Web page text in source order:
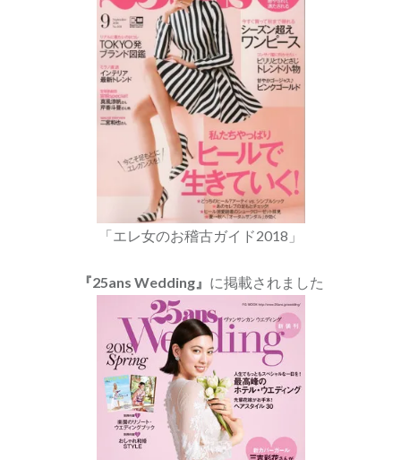
「エレ女のお稽古ガイド2018」
『25ans Wedding』 に掲載されました